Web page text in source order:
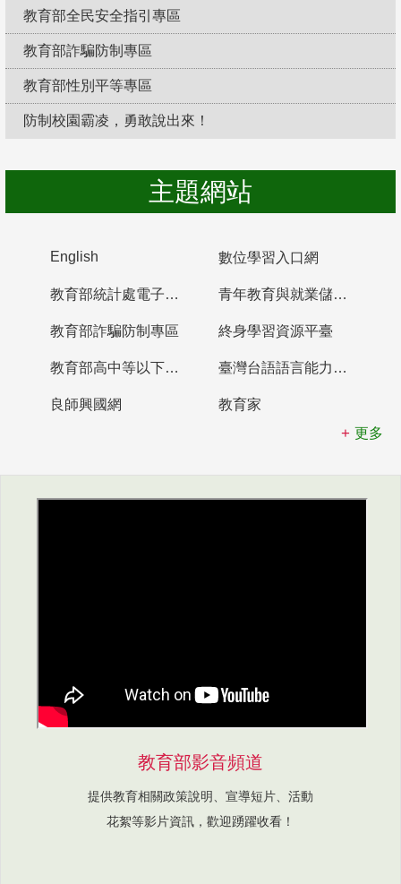
教育部全民安全指引專區
教育部詐騙防制專區
教育部性別平等專區
防制校園霸凌，勇敢說出來！
主題網站
English 數位學習入口網
教育部統計處電子書櫃 青年教育與就業儲蓄帳戶
教育部詐騙防制專區 終身學習資源平臺
教育部高中等以下學校及幼兒園教師資格檢定考試 臺灣台語語言能力認證網站
良師興國網
教育家
更多
教育部影音頻道
提供教育相關政策說明、宣導短片、活動
花絮等影片資訊，歡迎踴躍收看！